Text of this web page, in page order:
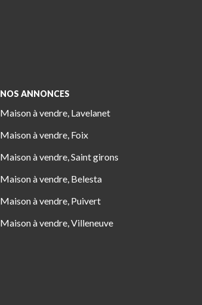
NOS ANNONCES
Maison à vendre, Lavelanet
Maison à vendre, Foix
Maison à vendre, Saint girons
Maison à vendre, Belesta
Maison à vendre, Puivert
Maison à vendre, Villeneuve